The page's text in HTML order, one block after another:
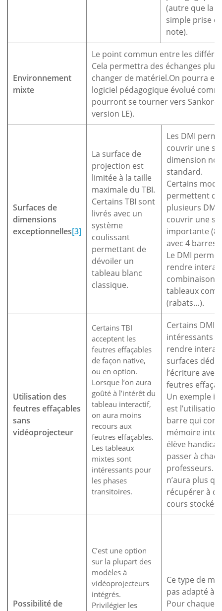
(autre que la
simple prise
note).
Environnement
mixte
Le point commun entre les
Cela permettra des échanges
changer de matériel.On pourra
logiciel pédagogique évolué
pourront se tourner vers Sankoré
version LE).
Surfaces de
dimensions
exceptionnelles[3]
La surface de
projection est
limitée à la taille
maximale du TBI.
Certains TBI sont
livrés avec un
système
coulissant
permettant de
dévoiler un
tableau blanc
classique.
Les DMI
couvrir une
dimension
standard.
Certains
permettent
plusieurs DMI
couvrir une
importante
avec 4 barres).
Le DMI
rendre
combinaisons
tableaux
(rabats…).
Utilisation des
feutres effaçables
sans
vidéoprojecteur
Certains TBI
acceptent les
feutres effaçables
de façon native,
ou en option.
Lorsque l’on aura
goûté à l’intérêt du
tableau interactif,
on aura moins
recours aux
feutres effaçables.
Les tableaux
mixtes sont
intéressants pour
les phases
transitoires.
Certains DMI
intéressants
rendre
surfaces
l’écriture avec
feutres
Un exemple
est l’utilisation
barre qui
mémoire
élève
passer à
professeurs.
n’aura plus
récupérer à
cours stockés.
Possibilité de
C’est une option
sur la plupart des
modèles à
vidéoprojecteurs
intégrés.
Privilégier les
Ce type de
pas adapté à
Pour chaque